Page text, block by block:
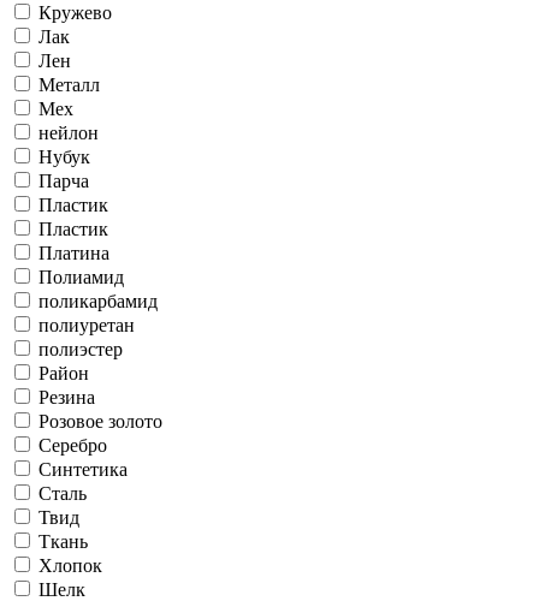
Кружево
Лак
Лен
Металл
Мех
нейлон
Нубук
Парча
Пластик
Пластик
Платина
Полиамид
поликарбамид
полиуретан
полиэстер
Район
Резина
Розовое золото
Серебро
Синтетика
Сталь
Твид
Ткань
Хлопок
Шелк